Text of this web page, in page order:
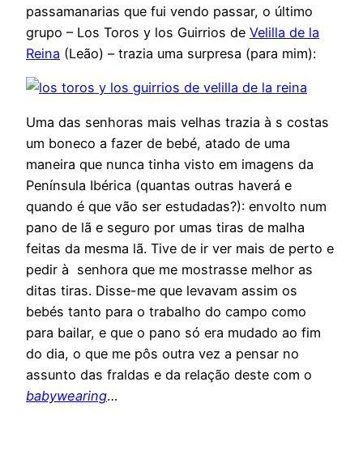
passamanarias que fui vendo passar, o último
grupo – Los Toros y los Guirrios de Velilla de la
Reina (Leão) – trazia uma surpresa (para mim):
Uma das senhoras mais velhas trazia à s costas
um boneco a fazer de bebé, atado de uma
maneira que nunca tinha visto em imagens da
Península Ibérica (quantas outras haverá e
quando é que vão ser estudadas?): envolto num
pano de lã e seguro por umas tiras de malha
feitas da mesma lã. Tive de ir ver mais de perto e
pedir à senhora que me mostrasse melhor as
ditas tiras. Disse-me que levavam assim os
bebés tanto para o trabalho do campo como
para bailar, e que o pano só era mudado ao fim
do dia, o que me pôs outra vez a pensar no
assunto das fraldas e da relação deste com o
babywearing…